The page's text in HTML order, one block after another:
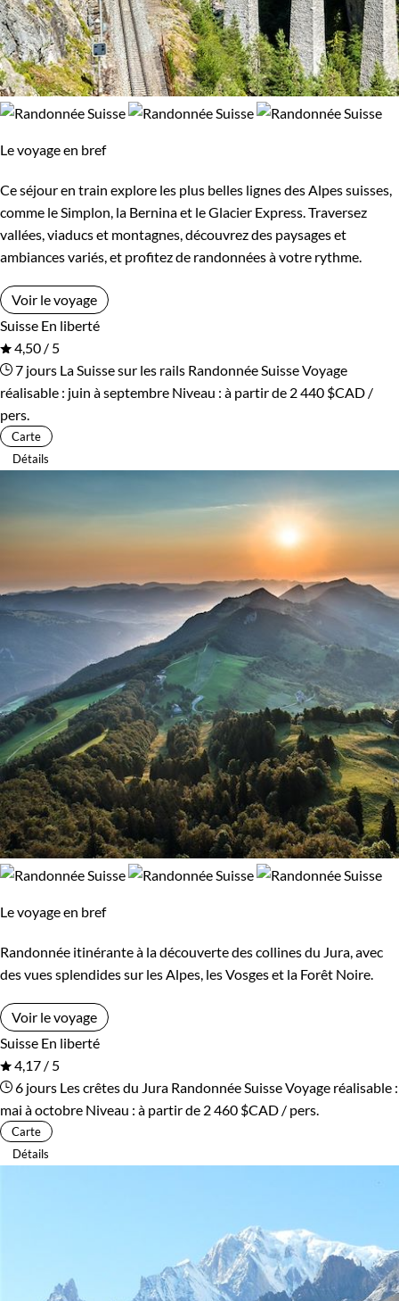
Le voyage en bref
Ce séjour en train explore les plus belles lignes des Alpes suisses,
comme le Simplon, la Bernina et le Glacier Express. Traversez
vallées, viaducs et montagnes, découvrez des paysages et
ambiances variés, et profitez de randonnées à votre rythme.
Voir le voyage
Suisse En liberté
4,50 / 5
7 jours La Suisse sur les rails Randonnée SuisseVoyage
réalisable : juin à septembre Niveau : à partir de 2 440 $CAD /
pers.
Carte
Détails
Le voyage en bref
Randonnée itinérante à la découverte des collines du Jura, avec
des vues splendides sur les Alpes, les Vosges et la Forêt Noire.
Voir le voyage
Suisse En liberté
4,17 / 5
6 jours Les crêtes du Jura Randonnée SuisseVoyage réalisable :
mai à octobre Niveau : à partir de 2 460 $CAD / pers.
Carte
Détails